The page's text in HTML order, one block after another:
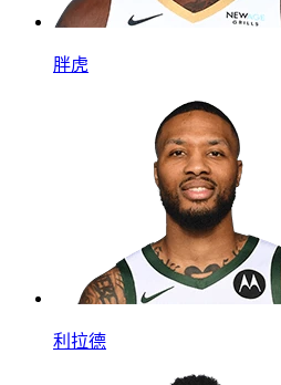
胖虎
利拉德